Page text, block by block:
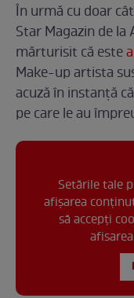
În urmă cu doar
Star Magazin de la
mărturisit că este
Make-up artista
acuză în instanță
pe care le au
Setările tale
afișarea
să accepți